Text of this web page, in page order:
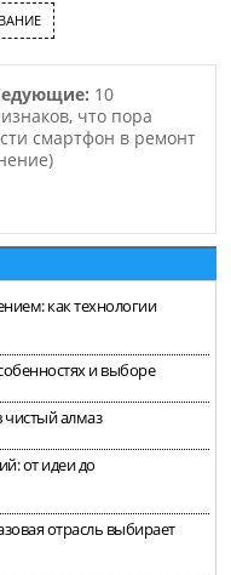
10
что пора
смартфон в ремонт
как технологии
и выборе
алмаз
от идеи до
отрасль выбирает